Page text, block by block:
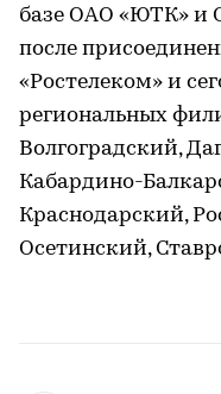
базе ОАО «ЮТК» и
после
«Ростелеком» и
региональных
Волгоградский,
Кабардино-
Краснодарский,
Осетинский,